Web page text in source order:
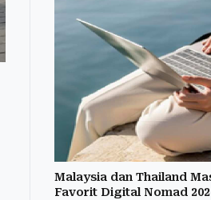
Malaysia dan Thailand
Favorit Digital Nomad